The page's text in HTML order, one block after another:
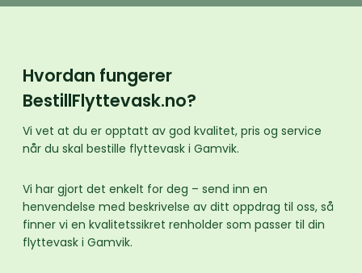
Hvordan fungerer
BestillFlyttevask.no?
Vi vet at du er opptatt av god kvalitet, pris og service
når du skal bestille flyttevask i Gamvik.
Vi har gjort det enkelt for deg – send inn en
henvendelse med beskrivelse av ditt oppdrag til oss, så
finner vi en kvalitetssikret renholder som passer til din
flyttevask i Gamvik.